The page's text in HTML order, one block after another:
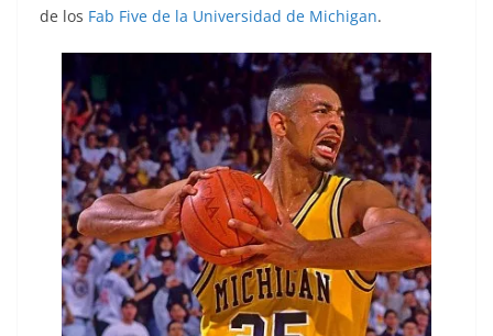
de los Fab Five de la Universidad de Michigan.